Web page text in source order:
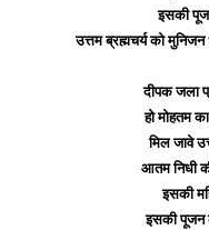
इसकी
उत्तम ब्रह्मचर्य को
दीपक जला
हो मोहतम
मिल जावे
आतम निधी
इसकी
इसकी पूजन